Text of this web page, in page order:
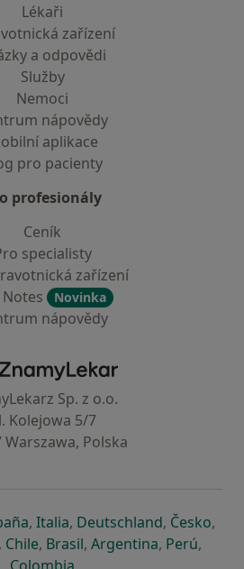
Lékaři
zařízení
a odpovědi
Služby
Nemoci
nápovědy
aplikace
pro pacienty
profesionály
Ceník
specialisty
zařízení
Novinka
nápovědy
ZnamyLekar - Hlavní stránka
Sp. z o.o.
Kolejowa 5/7
Warszawa, Polska
záložce
v nové záložce
se otevře v nové záložce
, Italiase otevře v nové záložce
, Deutschlandse otevře v
, Českose
,
v nové záložce
se otevře v nové záložce
, Chilese otevře v nové záložce
, Brasilse otevře v nové
, Argentinase otevře v
, Perúse
,